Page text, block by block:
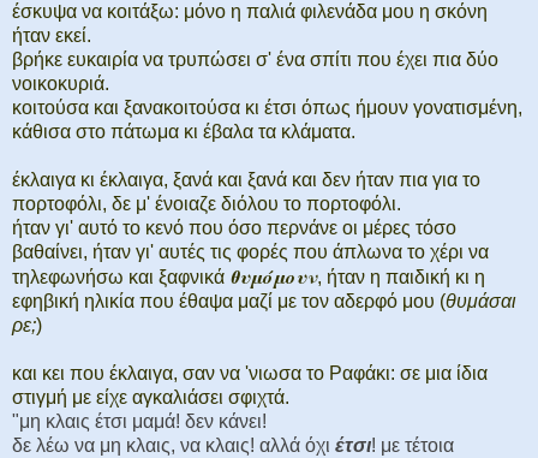
έσκυψα να κοιτάξω: μόνο η παλιά φιλενάδα μου η σκόνη
ήταν εκεί.
βρήκε ευκαιρία να τρυπώσει σ' ένα σπίτι που έχει πια δύο
νοικοκυριά.
κοιτούσα και ξανακοιτούσα κι έτσι όπως ήμουν γονατισμένη,
κάθισα στο πάτωμα κι έβαλα τα κλάματα.
έκλαιγα κι έκλαιγα, ξανά και ξανά και δεν ήταν πια για το
πορτοφόλι, δε μ' ένοιαζε διόλου το πορτοφόλι.
ήταν γι' αυτό το κενό που όσο περνάνε οι μέρες τόσο
βαθαίνει, ήταν γι' αυτές τις φορές που άπλωνα το χέρι να
τηλεφωνήσω και ξαφνικά θυμόμουν, ήταν η παιδική κι η
εφηβική ηλικία που έθαψα μαζί με τον αδερφό μου (θυμάσαι
ρε;)
και κει που έκλαιγα, σαν να 'νιωσα το Ραφάκι: σε μια ίδια
στιγμή με είχε αγκαλιάσει σφιχτά.
"μη κλαις έτσι μαμά! δεν κάνει!
δε λέω να μη κλαις, να κλαις! αλλά όχι έτσι! με τέτοια